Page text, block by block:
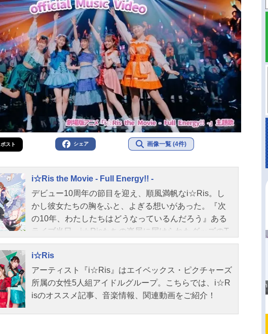
ポスト シェア 画像一覧 (4件)
i☆Ris the Movie - Full Energy!! -
デビュー10周年の節目を迎え、順風満帆なi☆Ris。し
かし彼女たちの胸をふと、よぎる想いがあった。『次
の10年、わたしたちはどうなっているんだろう』ある
ライブ当日。i☆Risたちの楽屋に届けられたグッズのT
シャツから突如、しゃべる謎の白いリスが現れる!そし
て突如眩い光に包まれ、目の前に広がるのは、大きな
虹がいくつも浮かぶ不思議な世界。なんと、ここは自
分がなりたいものになれる世界・リスリスランドだと
言う!5人は楽しくて最高な場所だと、それぞれの夢を
i☆Ris
アーティスト『i☆Ris』はエイベックス・ピクチャーズ
所属の女性5人組アイドルグループ。こちらでは、i☆R
isのオススメ記事、音楽情報、関連動画をご紹介！
高橋美紀のおんぷの気持ち
♪ in アニメイトタイムズ
radio 大直会 2nd season